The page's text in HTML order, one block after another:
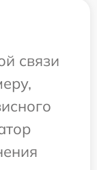
связи